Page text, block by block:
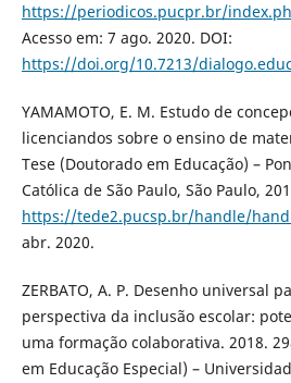
https://periodicos.pucpr.br/
Acesso em: 7 ago. 2020. DOI:
https://doi.org/10.7213/
YAMAMOTO, E. M. Estudo de
licenciandos sobre o ensino de
Tese (Doutorado em Educação) –
Católica de São Paulo, São Paulo,
https://tede2.pucsp.br/handle/
abr. 2020.
ZERBATO, A. P. Desenho universal
perspectiva da inclusão escolar:
uma formação colaborativa. 2018.
em Educação Especial) –